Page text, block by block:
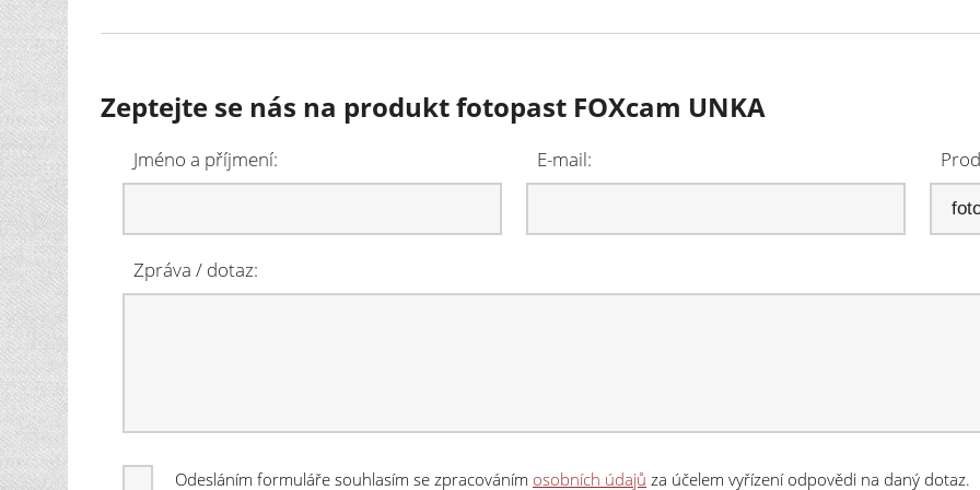
Zeptejte se nás na produkt fotopast FOXcam UNKA
Jméno a příjmení: E-mail:
Zpráva / dotaz:
Odesláním formuláře souhlasím se zpracováním osobních údajů za účelem vyřízení odpovědi na daný dotaz.